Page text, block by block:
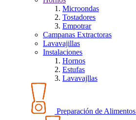
Microondas
Tostadores
Empotrar
Campanas Extractoras
Lavavajillas
Instalaciones
Hornos
Estufas
Lavavajllas
Preparación de Alimentos